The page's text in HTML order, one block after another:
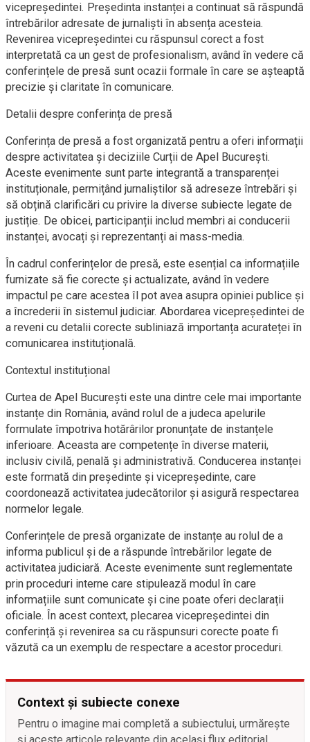
vicepreședintei. Președinta instanței a continuat să răspundă
întrebărilor adresate de jurnaliști în absența acesteia.
Revenirea vicepreședintei cu răspunsul corect a fost
interpretată ca un gest de profesionalism, având în vedere că
conferințele de presă sunt ocazii formale în care se așteaptă
precizie și claritate în comunicare.
Detalii despre conferința de presă
Conferința de presă a fost organizată pentru a oferi informații
despre activitatea și deciziile Curții de Apel București.
Aceste evenimente sunt parte integrantă a transparenței
instituționale, permițând jurnaliștilor să adreseze întrebări și
să obțină clarificări cu privire la diverse subiecte legate de
justiție. De obicei, participanții includ membri ai conducerii
instanței, avocați și reprezentanți ai mass-media.
În cadrul conferințelor de presă, este esențial ca informațiile
furnizate să fie corecte și actualizate, având în vedere
impactul pe care acestea îl pot avea asupra opiniei publice și
a încrederii în sistemul judiciar. Abordarea vicepreședintei de
a reveni cu detalii corecte subliniază importanța acurateței în
comunicarea instituțională.
Contextul instituțional
Curtea de Apel București este una dintre cele mai importante
instanțe din România, având rolul de a judeca apelurile
formulate împotriva hotărârilor pronunțate de instanțele
inferioare. Aceasta are competențe în diverse materii,
inclusiv civilă, penală și administrativă. Conducerea instanței
este formată din președinte și vicepreședinte, care
coordonează activitatea judecătorilor și asigură respectarea
normelor legale.
Conferințele de presă organizate de instanțe au rolul de a
informa publicul și de a răspunde întrebărilor legate de
activitatea judiciară. Aceste evenimente sunt reglementate
prin proceduri interne care stipulează modul în care
informațiile sunt comunicate și cine poate oferi declarații
oficiale. În acest context, plecarea vicepreședintei din
conferință și revenirea sa cu răspunsuri corecte poate fi
văzută ca un exemplu de respectare a acestor proceduri.
Context și subiecte conexe
Pentru o imagine mai completă a subiectului, urmărește